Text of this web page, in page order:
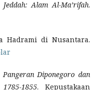
Jeddah: Alam Al-Ma’rifah.
Hadrami di Nusantara.
Diponegoro dan
1855. Kepustakaan